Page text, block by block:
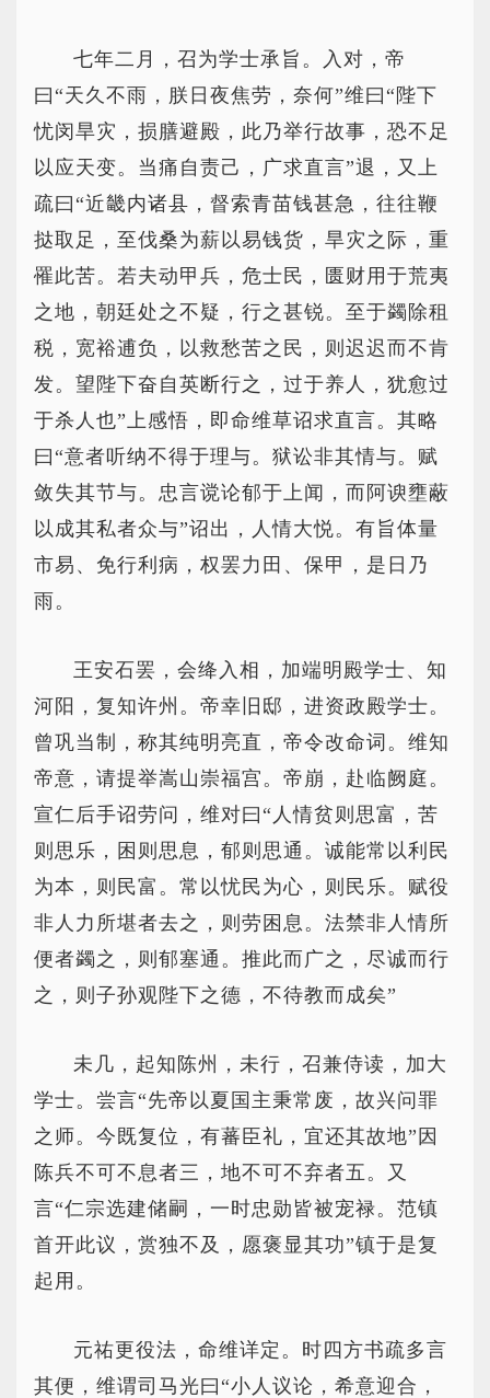
七年二月，召为学士承旨。入对，帝
曰“天久不雨，朕日夜焦劳，奈何”维曰“陛下
忧闵旱灾，损膳避殿，此乃举行故事，恐不足
以应天变。当痛自责己，广求直言”退，又上
疏曰“近畿内诸县，督索青苗钱甚急，往往鞭
挞取足，至伐桑为薪以易钱货，旱灾之际，重
罹此苦。若夫动甲兵，危士民，匮财用于荒夷
之地，朝廷处之不疑，行之甚锐。至于蠲除租
税，宽裕逋负，以救愁苦之民，则迟迟而不肯
发。望陛下奋自英断行之，过于养人，犹愈过
于杀人也”上感悟，即命维草诏求直言。其略
曰“意者听纳不得于理与。狱讼非其情与。赋
敛失其节与。忠言谠论郁于上闻，而阿谀壅蔽
以成其私者众与”诏出，人情大悦。有旨体量
市易、免行利病，权罢力田、保甲，是日乃
雨。
王安石罢，会绛入相，加端明殿学士、知
河阳，复知许州。帝幸旧邸，进资政殿学士。
曾巩当制，称其纯明亮直，帝令改命词。维知
帝意，请提举嵩山崇福宫。帝崩，赴临阙庭。
宣仁后手诏劳问，维对曰“人情贫则思富，苦
则思乐，困则思息，郁则思通。诚能常以利民
为本，则民富。常以忧民为心，则民乐。赋役
非人力所堪者去之，则劳困息。法禁非人情所
便者蠲之，则郁塞通。推此而广之，尽诚而行
之，则子孙观陛下之德，不待教而成矣”
未几，起知陈州，未行，召兼侍读，加大
学士。尝言“先帝以夏国主秉常废，故兴问罪
之师。今既复位，有蕃臣礼，宜还其故地”因
陈兵不可不息者三，地不可不弃者五。又
言“仁宗选建储嗣，一时忠勋皆被宠禄。范镇
首开此议，赏独不及，愿褒显其功”镇于是复
起用。
元祐更役法，命维详定。时四方书疏多言
其便，维谓司马光曰“小人议论，希意迎合，